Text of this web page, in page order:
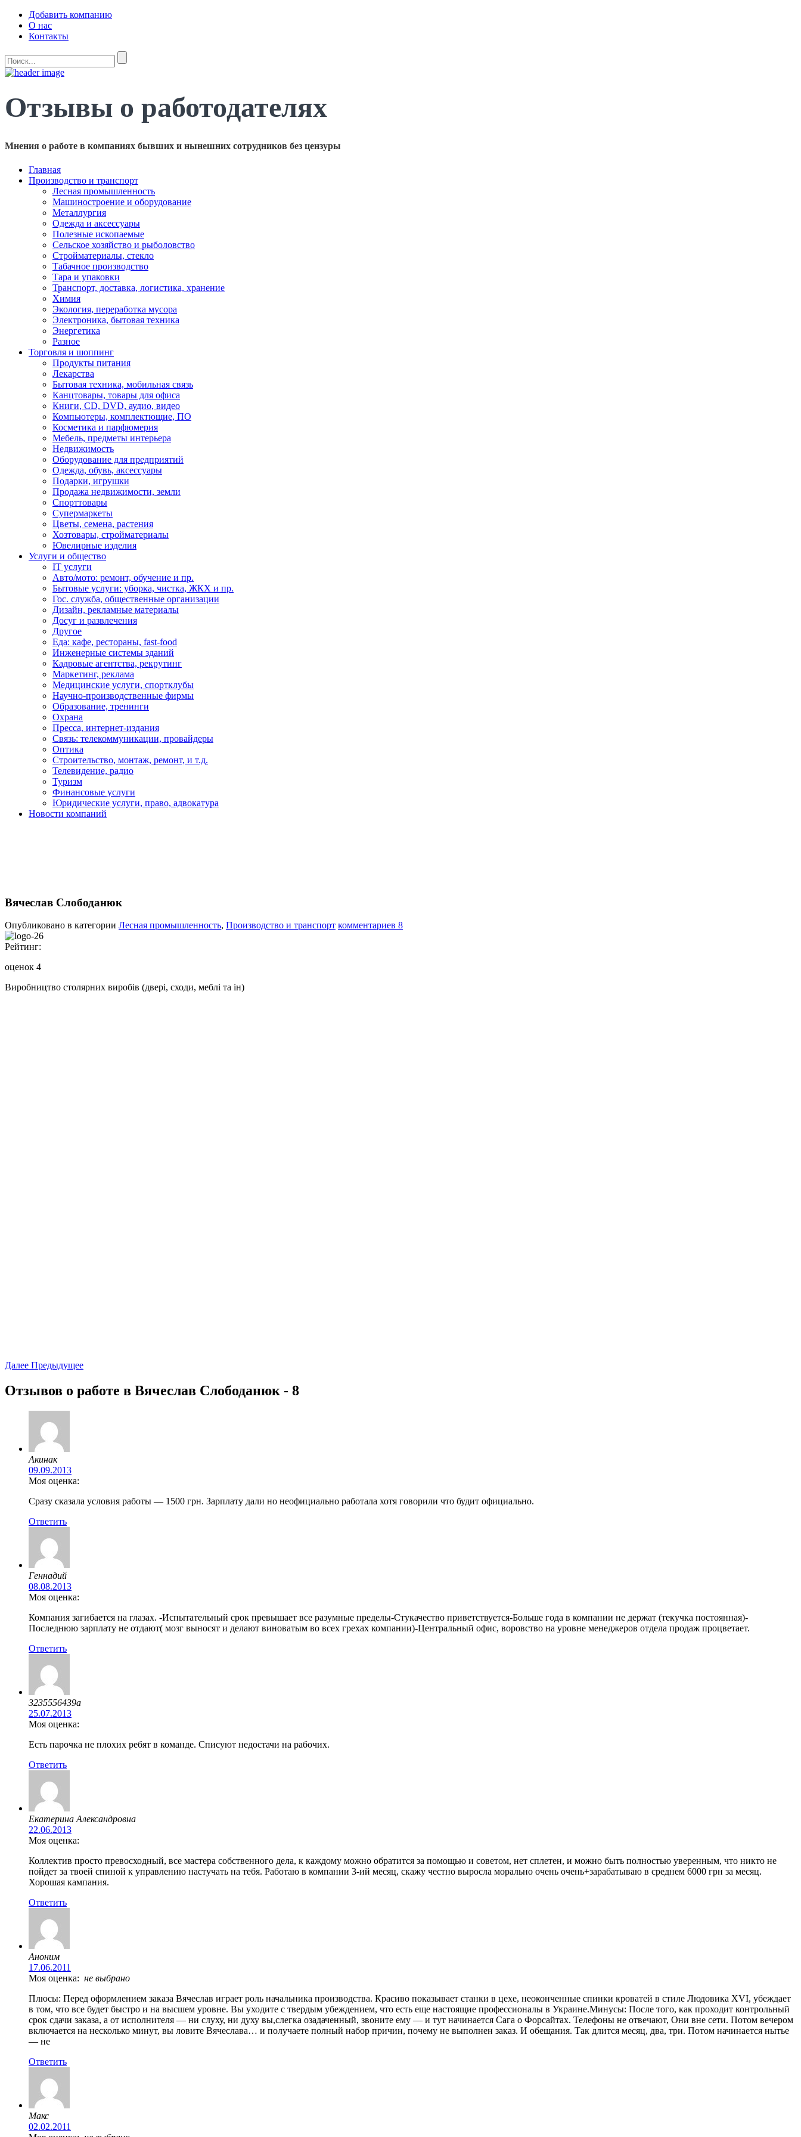
Добавить компанию
О нас
Контакты
Отзывы о работодателях
Мнения о работе в компаниях бывших и нынешних сотрудников без цензуры
Главная
Производство и транспорт
Лесная промышленность
Машиностроение и оборудование
Металлургия
Одежда и аксессуары
Полезные ископаемые
Сельское хозяйство и рыболовство
Стройматериалы, стекло
Табачное производство
Тара и упаковки
Транспорт, доставка, логистика, хранение
Химия
Экология, переработка мусора
Электроника, бытовая техника
Энергетика
Разное
Торговля и шоппинг
Продукты питания
Лекарства
Бытовая техника, мобильная связь
Канцтовары, товары для офиса
Книги, CD, DVD, аудио, видео
Компьютеры, комплектющие, ПО
Косметика и парфюмерия
Мебель, предметы интерьера
Недвижимость
Оборудование для предприятий
Одежда, обувь, аксессуары
Подарки, игрушки
Продажа недвижимости, земли
Спорттовары
Супермаркеты
Цветы, семена, растения
Хозтовары, стройматериалы
Ювелирные изделия
Услуги и общество
IT услуги
Авто/мото: ремонт, обучение и пр.
Бытовые услуги: уборка, чистка, ЖКХ и пр.
Гос. служба, общественные организации
Дизайн, рекламные материалы
Досуг и развлечения
Другое
Еда: кафе, рестораны, fast-food
Инженерные системы зданий
Кадровые агентства, рекрутинг
Маркетинг, реклама
Медицинские услуги, спортклубы
Научно-производственные фирмы
Образование, тренинги
Охрана
Пресса, интернет-издания
Связь: телекоммуникации, провайдеры
Оптика
Строительство, монтаж, ремонт, и т.д.
Телевидение, радио
Туризм
Финансовые услуги
Юридические услуги, право, адвокатура
Новости компаний
Вячеслав Слободанюк
Опубликовано в категории Лесная промышленность, Производство и транспорт комментариев 8
Рейтинг:
оценок 4
Виробництво столярних виробів (двері, сходи, меблі та ін)
Далее Предыдущее
Отзывов о работе в Вячеслав Слободанюк - 8
Акинак
09.09.2013
Моя оценка:
Сразу сказала условия работы — 1500 грн. Зарплату дали но неофициально работала хотя говорили что будит официально.
Ответить
Геннадий
08.08.2013
Моя оценка:
Компания загибается на глазах. -Испытательный срок превышает все разумные пределы-Стукачество приветствуется-Больше года в компании не держат (текучка постоянная)-
Последнюю зарплату не отдают( мозг выносят и делают виноватым во всех грехах компании)-Центральный офис, воровство на уровне менеджеров отдела продаж процветает.
Ответить
3235556439a
25.07.2013
Моя оценка:
Есть парочка не плохих ребят в команде. Списуют недостачи на рабочих.
Ответить
Екатерина Александровна
22.06.2013
Моя оценка:
Коллектив просто превосходный, все мастера собственного дела, к каждому можно обратится за помощью и советом, нет сплетен, и можно быть полностью уверенным, что никто не
пойдет за твоей спиной к управлению настучать на тебя. Работаю в компании 3-ий месяц, скажу честно выросла морально очень очень+зарабатываю в среднем 6000 грн за месяц.
Хорошая кампания.
Ответить
Аноним
17.06.2011
Моя оценка: не выбрано
Плюсы: Перед оформлением заказа Вячеслав играет роль начальника производства. Красиво показывает станки в цехе, неоконченные спинки кроватей в стиле Людовика ХVI, убеждает
в том, что все будет быстро и на высшем уровне. Вы уходите с твердым убеждением, что есть еще настоящие профессионалы в Украине.Минусы: После того, как проходит контрольный
срок сдачи заказа, а от исполнителя — ни слуху, ни духу вы,слегка озадаченный, звоните ему — и тут начинается Сага о Форсайтах. Телефоны не отвечают, Они вне сети. Потом вечером
включается на несколько минут, вы ловите Вячеслава… и получаете полный набор причин, почему не выполнен заказ. И обещания. Так длится месяц, два, три. Потом начинается нытье
— не
Ответить
Макс
02.02.2011